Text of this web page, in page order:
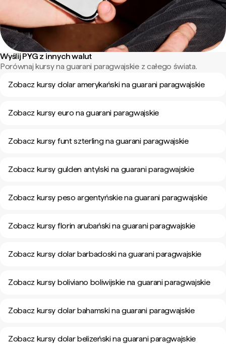
Wyślij PYG z innych walut
Porównaj kursy na guarani paragwajskie z całego świata.
Zobacz kursy dolar amerykański na guarani paragwajskie
Zobacz kursy euro na guarani paragwajskie
Zobacz kursy funt szterling na guarani paragwajskie
Zobacz kursy gulden antylski na guarani paragwajskie
Zobacz kursy peso argentyńskie na guarani paragwajskie
Zobacz kursy florin arubański na guarani paragwajskie
Zobacz kursy dolar barbadoski na guarani paragwajskie
Zobacz kursy boliviano boliwijskie na guarani paragwajskie
Zobacz kursy dolar bahamski na guarani paragwajskie
Zobacz kursy dolar belizeński na guarani paragwajskie